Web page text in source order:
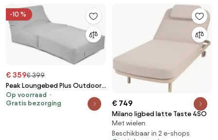
-10 %
€ 359€ 399
Peak Loungebed Plus Outdoor -
Coolgrey
Op voorraad
Gratis bezorging
€ 749
Milano ligbed latte Taste 4SO
Met wielen
Beschikbaar in 2 e-shops